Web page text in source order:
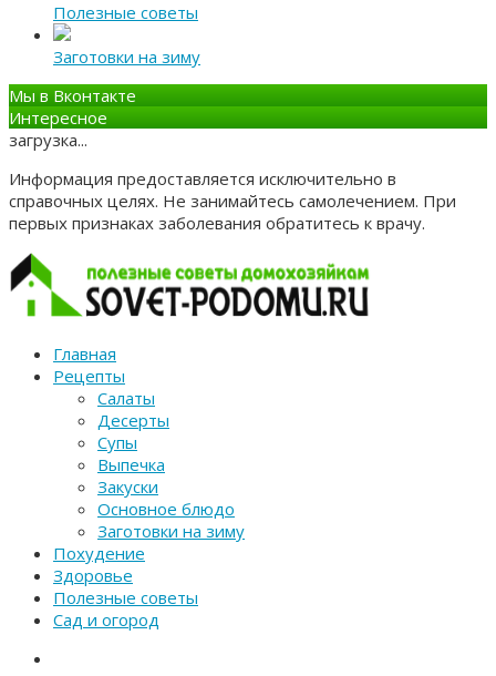
Полезные советы
Заготовки на зиму
Мы в Вконтакте
Интересное
загрузка...
Информация предоставляется исключительно в
справочных целях. Не занимайтесь самолечением. При
первых признаках заболевания обратитесь к врачу.
Главная
Рецепты
Салаты
Десерты
Супы
Выпечка
Закуски
Основное блюдо
Заготовки на зиму
Похудение
Здоровье
Полезные советы
Сад и огород